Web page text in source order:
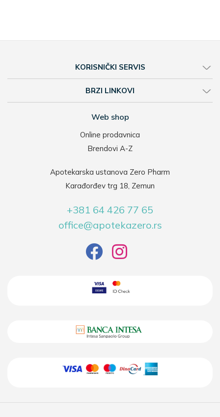
KORISNIČKI SERVIS
BRZI LINKOVI
Web shop
Online prodavnica
Brendovi A-Z
Apotekarska ustanova Zero Pharm
Karađorđev trg 18, Zemun
+381 64 426 77 65
office@apotekazero.rs